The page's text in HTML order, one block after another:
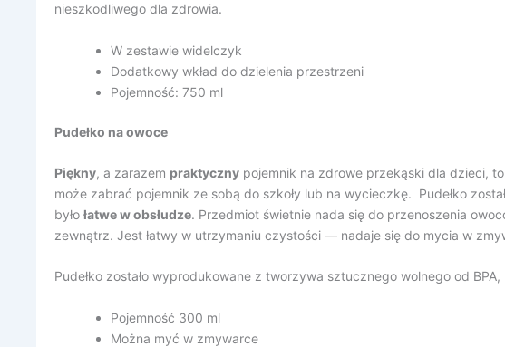
nieszkodliwego dla zdrowia.
W zestawie widelczyk
Dodatkowy wkład do dzielenia przestrzeni
Pojemność: 750 ml
Pudełko na owoce
Piękny, a zarazem praktyczny pojemnik na zdrowe przekąski dla dzieci,
może zabrać pojemnik ze sobą do szkoły lub na wycieczkę. Pudełko
było łatwe w obsłudze. Przedmiot świetnie nada się do przenoszenia
zewnątrz. Jest łatwy w utrzymaniu czystości — nadaje się do mycia w
Pudełko zostało wyprodukowane z tworzywa sztucznego wolnego od
Pojemność 300 ml
Można myć w zmywarce